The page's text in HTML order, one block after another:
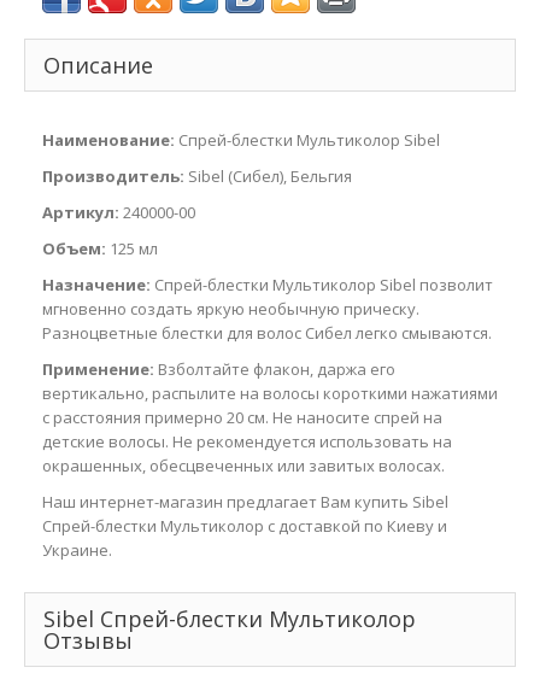
Описание
Наименование: Спрей-блестки Мультиколор Sibel
Производитель: Sibel (Сибел), Бельгия
Артикул: 240000-00
Объем: 125 мл
Назначение: Спрей-блестки Мультиколор Sibel позволит
мгновенно создать яркую необычную прическу.
Разноцветные блестки для волос Сибел легко смываются.
Применение: Взболтайте флакон, даржа его
вертикально, распылите на волосы короткими нажатиями
с расстояния примерно 20 см. Не наносите спрей на
детские волосы. Не рекомендуется использовать на
окрашенных, обесцвеченных или завитых волосах.
Наш интернет-магазин предлагает Вам купить Sibel
Спрей-блестки Мультиколор с доставкой по Киеву и
Украине.
Sibel Спрей-блестки Мультиколор
Отзывы